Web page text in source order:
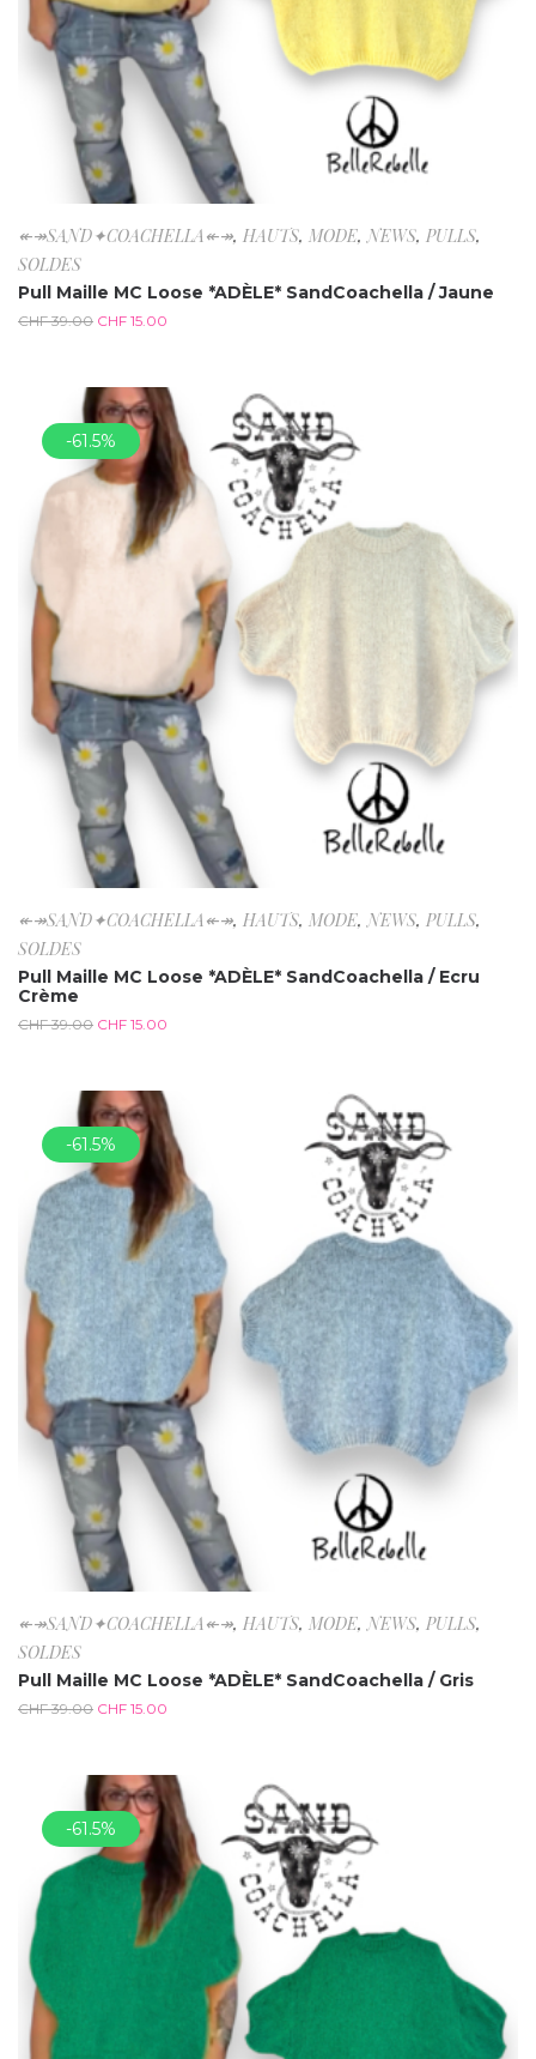
↞↠SAND✦COACHELLA↞↠, HAUTS, MODE,NEWS, PULLS,
SOLDES
Pull Maille MC Loose *ADÈLE* SandCoachella / Jaune
CHF39.00 CHF 15.00
-61.5%
↞↠SAND✦COACHELLA↞↠, HAUTS, MODE,NEWS, PULLS,
SOLDES
Pull Maille MC Loose *ADÈLE* SandCoachella / Ecru
Crème
CHF39.00 CHF 15.00
-61.5%
↞↠SAND✦COACHELLA↞↠, HAUTS, MODE,NEWS, PULLS,
SOLDES
Pull Maille MC Loose *ADÈLE* SandCoachella / Gris
CHF39.00 CHF 15.00
-61.5%